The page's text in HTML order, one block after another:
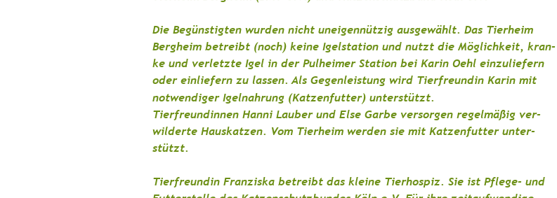
Die Begünstigten wurden nicht uneigennützig ausgewählt. Das Tierheim
Bergheim betreibt (noch) keine Igelstation und nutzt die Möglichkeit, kran-
ke und verletzte Igel in der Pulheimer Station bei Karin Oehl einzuliefern
oder einliefern zu lassen. Als Gegenleistung wird Tierfreundin Karin mit
notwendiger Igelnahrung (Katzenfutter) unterstützt.
Tierfreundinnen Hanni Lauber und Else Garbe versorgen regelmäßig ver-
wilderte Hauskatzen. Vom Tierheim werden sie mit Katzenfutter unter-
stützt.
Tierfreundin Franziska betreibt das kleine Tierhospiz. Sie ist Pflege- und